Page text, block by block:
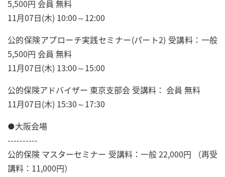
5,500円 会員 無料
11月07日(木) 10:00～12:00
公的保険アプローチ実践セミナー(パート2) 受講料：一般
5,500円 会員 無料
11月07日(木) 13:00～15:00
公的保険アドバイザー 東京支部会 受講料： 会員 無料
11月07日(木) 15:30～17:30
●大阪会場
----------
公的保険 マスターセミナー 受講料：一般 22,000円 （再受
講料：11,000円）